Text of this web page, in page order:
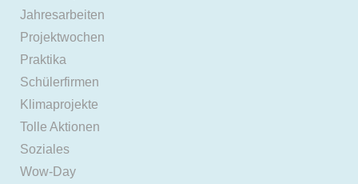
Jahresarbeiten
Projektwochen
Praktika
Schülerfirmen
Klimaprojekte
Tolle Aktionen
Soziales
Wow-Day